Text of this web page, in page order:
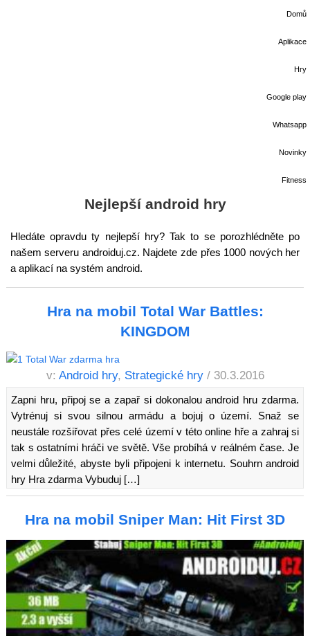
Domů
Aplikace
Hry
Google play
Whatsapp
Novinky
Fitness
Nejlepší android hry
Hledáte opravdu ty nejlepší hry? Tak to se porozhlédněte po
našem serveru androiduj.cz. Najdete zde přes 1000 nových her
a aplikací na systém android.
Hra na mobil Total War Battles:
KINGDOM
v: Android hry, Strategické hry / 30.3.2016
Zapni hru, připoj se a zapař si dokonalou android hru zdarma.
Vytrénuj si svou silnou armádu a bojuj o území. Snaž se
neustále rozšiřovat přes celé území v této online hře a zahraj si
tak s ostatními hráči ve světě. Vše probíhá v reálném čase. Je
velmi důležité, abyste byli připojeni k internetu. Souhrn android
hry Hra zdarma Vybuduj […]
Hra na mobil Sniper Man: Hit First 3D